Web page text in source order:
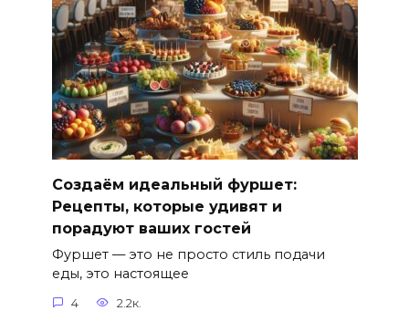
Создаём идеальный фуршет:
Рецепты, которые удивят и
порадуют ваших гостей
Фуршет — это не просто стиль подачи
еды, это настоящее
4 2.2к.